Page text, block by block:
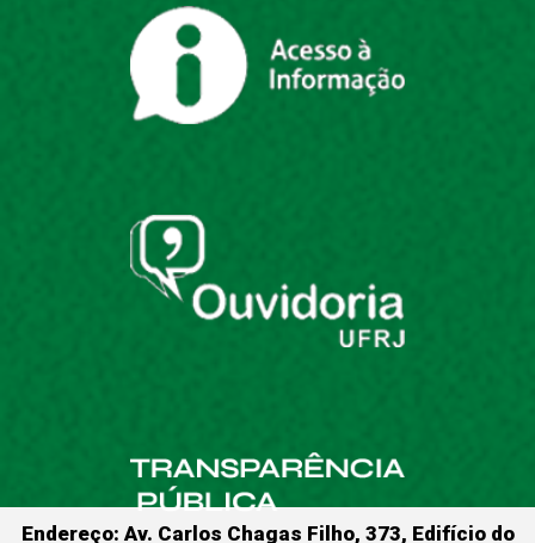
Endereço: Av. Carlos Chagas Filho, 373, Edifício do